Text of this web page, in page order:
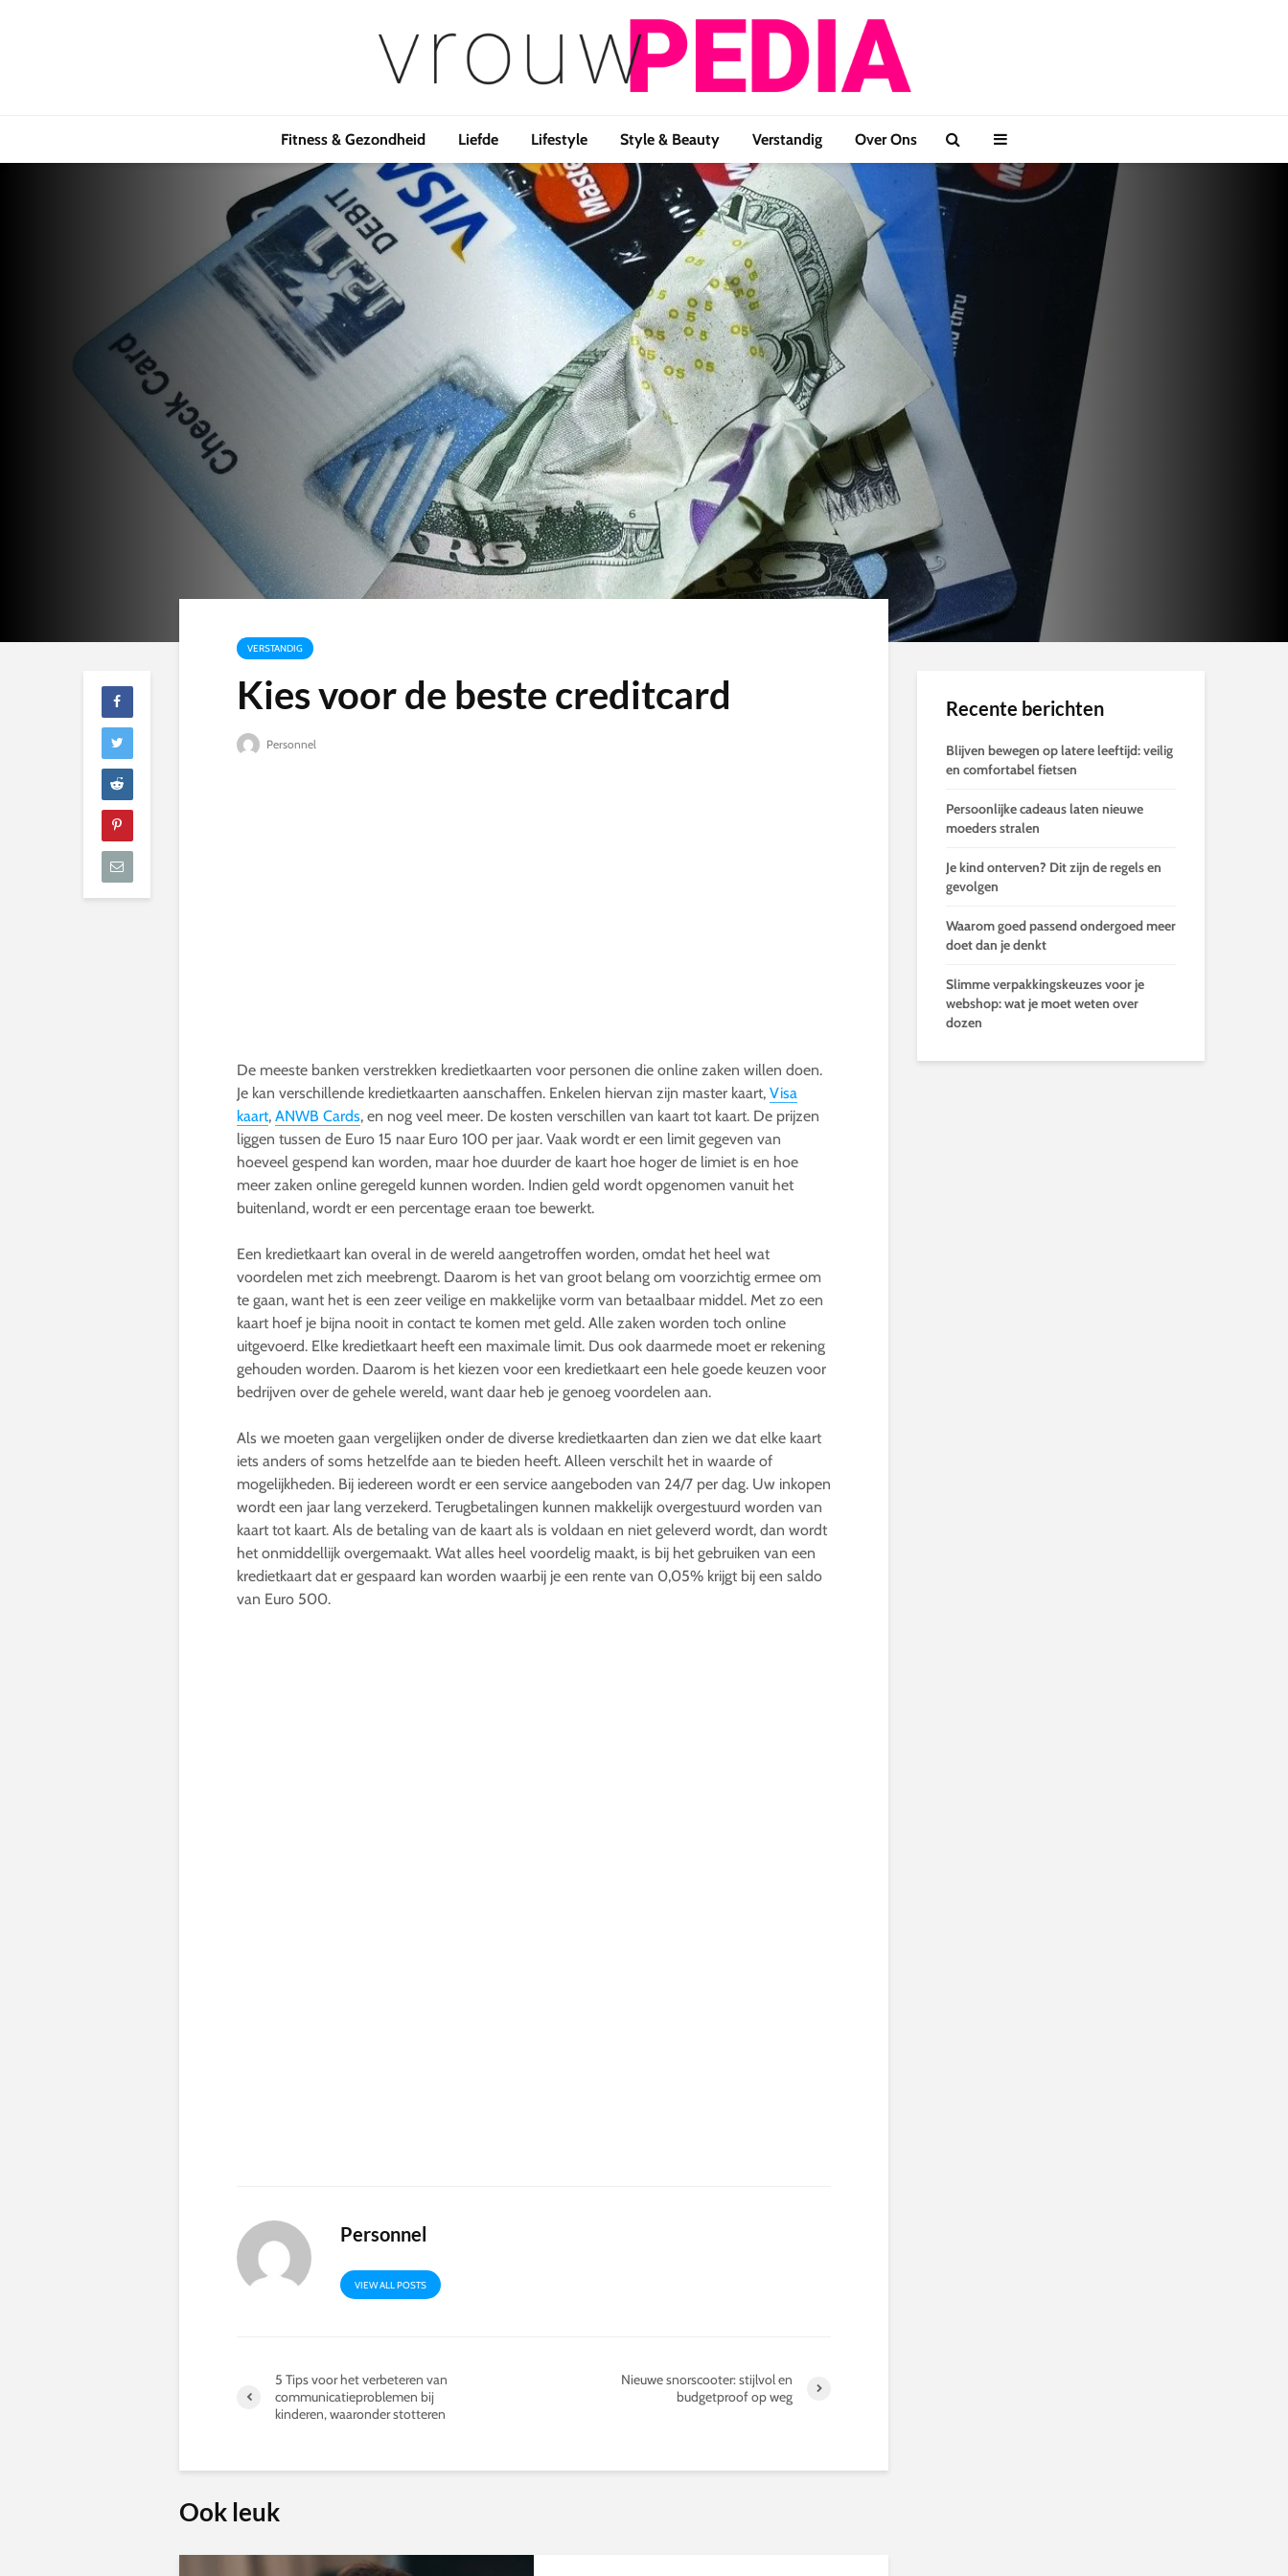
Fitness & Gezondheid Liefde Lifestyle Style & Beauty Verstandig Over Ons
VERSTANDIG
Kies voor de beste creditcard
Personnel
De meeste banken verstrekken kredietkaarten voor personen die online zaken willen doen.
Je kan verschillende kredietkaarten aanschaffen. Enkelen hiervan zijn master kaart, Visa
kaart, ANWB Cards, en nog veel meer. De kosten verschillen van kaart tot kaart. De prijzen
liggen tussen de Euro 15 naar Euro 100 per jaar. Vaak wordt er een limit gegeven van
hoeveel gespend kan worden, maar hoe duurder de kaart hoe hoger de limiet is en hoe
meer zaken online geregeld kunnen worden. Indien geld wordt opgenomen vanuit het
buitenland, wordt er een percentage eraan toe bewerkt.
Een kredietkaart kan overal in de wereld aangetroffen worden, omdat het heel wat
voordelen met zich meebrengt. Daarom is het van groot belang om voorzichtig ermee om
te gaan, want het is een zeer veilige en makkelijke vorm van betaalbaar middel. Met zo een
kaart hoef je bijna nooit in contact te komen met geld. Alle zaken worden toch online
uitgevoerd. Elke kredietkaart heeft een maximale limit. Dus ook daarmede moet er rekening
gehouden worden. Daarom is het kiezen voor een kredietkaart een hele goede keuzen voor
bedrijven over de gehele wereld, want daar heb je genoeg voordelen aan.
Als we moeten gaan vergelijken onder de diverse kredietkaarten dan zien we dat elke kaart
iets anders of soms hetzelfde aan te bieden heeft. Alleen verschilt het in waarde of
mogelijkheden. Bij iedereen wordt er een service aangeboden van 24/7 per dag. Uw inkopen
wordt een jaar lang verzekerd. Terugbetalingen kunnen makkelijk overgestuurd worden van
kaart tot kaart. Als de betaling van de kaart als is voldaan en niet geleverd wordt, dan wordt
het onmiddellijk overgemaakt. Wat alles heel voordelig maakt, is bij het gebruiken van een
kredietkaart dat er gespaard kan worden waarbij je een rente van 0,05% krijgt bij een saldo
van Euro 500.
Personnel
VIEW ALL POSTS
5 Tips voor het verbeteren van
communicatieproblemen bij
kinderen, waaronder stotteren
Nieuwe snorscooter: stijlvol en
budgetproof op weg
Ook leuk
Recente berichten
Blijven bewegen op latere leeftijd: veilig
en comfortabel fietsen
Persoonlijke cadeaus laten nieuwe
moeders stralen
Je kind onterven? Dit zijn de regels en
gevolgen
Waarom goed passend ondergoed meer
doet dan je denkt
Slimme verpakkingskeuzes voor je
webshop: wat je moet weten over
dozen